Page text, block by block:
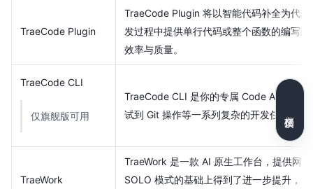
TraeCode Plugin
TraeCode Plugin 将以智能代码补全为代
发过程中提供单行代码或整个函数的编写
效率与质量。
TraeCode CLI
仅旗舰版可用
TraeCode CLI 是你的专属 Code Agent。
试到 Git 操作等一系列复杂的开发任务，
TraeWork
TraeWork 是一款 AI 原生工作台，提供网
SOLO 模式的基础上得到了进一步提升，